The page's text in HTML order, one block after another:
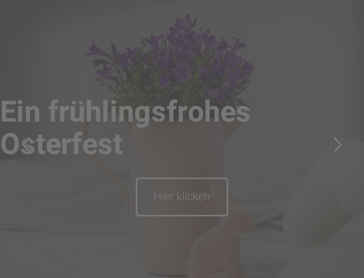
Ein frühlingsfrohes
Osterfest
Hier klicken